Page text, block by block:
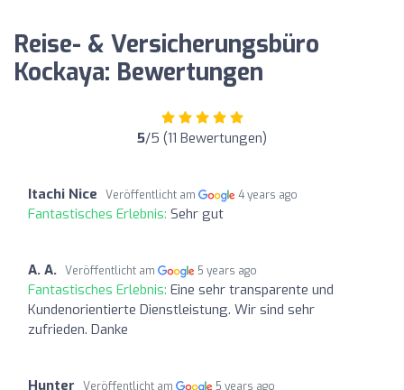
Reise- & Versicherungsbüro
Kockaya: Bewertungen
5/5 (11 Bewertungen)
Itachi Nice Veröffentlicht am 4 years ago
Fantastisches Erlebnis: Sehr gut
A. A. Veröffentlicht am 5 years ago
Fantastisches Erlebnis: Eine sehr transparente und
Kundenorientierte Dienstleistung. Wir sind sehr
zufrieden. Danke
Hunter Veröffentlicht am 5 years ago